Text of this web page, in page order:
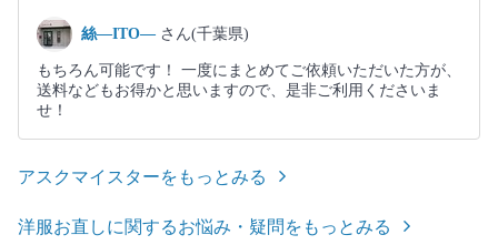
絲―ITO― さん(千葉県)
もちろん可能です！ 一度にまとめてご依頼いただいた方が、
送料などもお得かと思いますので、是非ご利用くださいま
せ！
アスクマイスターをもっとみる
洋服お直しに関するお悩み・疑問をもっとみる